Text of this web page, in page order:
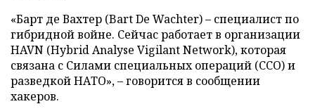
«Барт де Вахтер (Bart De Wachter) – специалист по
гибридной войне. Сейчас работает в организации
HAVN (Hybrid Analyse Vigilant Network), которая
связана с Силами специальных операций (ССО) и
разведкой НАТО», – говорится в сообщении
хакеров.